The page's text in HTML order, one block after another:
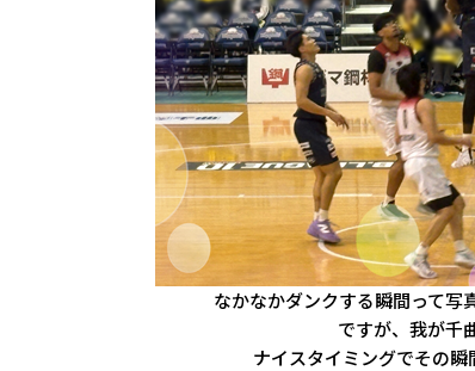
なかなかダンクする瞬間って写
ですが、我が千
ナイスタイミングでその瞬